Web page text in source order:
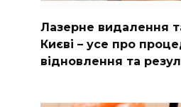
Лазерне видалення
Києві – усе про
відновлення та